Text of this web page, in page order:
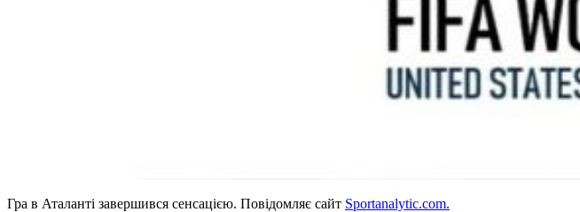
Гра в Аталанті завершився сенсацією. Повідомляє сайт Sportanalytic.com.